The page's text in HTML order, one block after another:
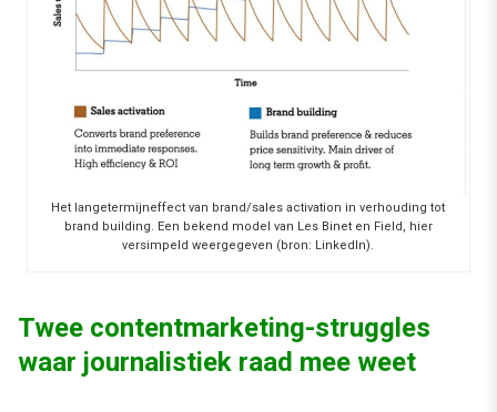
Het langetermijneffect van brand/sales activation in verhouding tot
brand building. Een bekend model van Les Binet en Field, hier
versimpeld weergegeven (bron: LinkedIn).
Twee contentmarketing-struggles
waar journalistiek raad mee weet